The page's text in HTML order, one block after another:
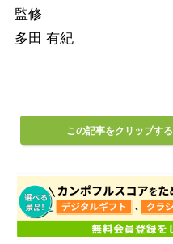
監修
多田 有紀
この記事をクリップする